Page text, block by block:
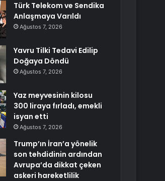
Türk Telekom ve Sendika
Anlaşmaya Varıldı
Ağustos 7, 2026
Yavru Tilki Tedavi Edilip
Doğaya Döndü
Ağustos 7, 2026
Yaz meyvesinin kilosu
300 liraya fırladı, emekli
isyan etti
Ağustos 7, 2026
Trump’ın İran’a yönelik
son tehdidinin ardından
Avrupa’da dikkat çeken
askeri hareketlilik